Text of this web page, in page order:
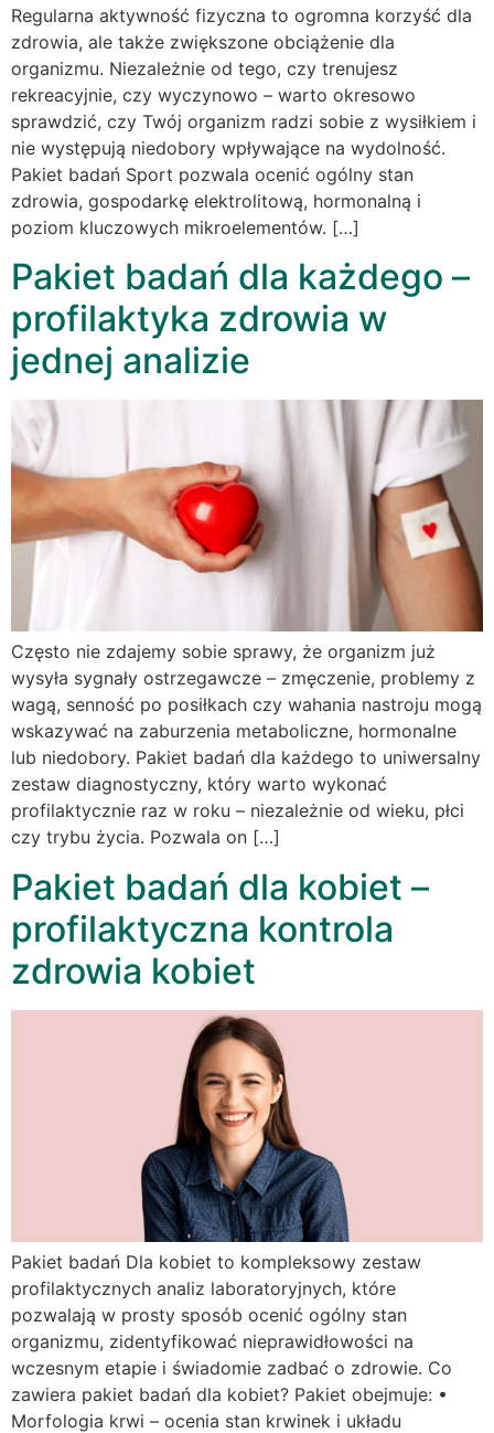
Regularna aktywność fizyczna to ogromna korzyść dla
zdrowia, ale także zwiększone obciążenie dla
organizmu. Niezależnie od tego, czy trenujesz
rekreacyjnie, czy wyczynowo – warto okresowo
sprawdzić, czy Twój organizm radzi sobie z wysiłkiem i
nie występują niedobory wpływające na wydolność.
Pakiet badań Sport pozwala ocenić ogólny stan
zdrowia, gospodarkę elektrolitową, hormonalną i
poziom kluczowych mikroelementów. […]
Pakiet badań dla każdego –
profilaktyka zdrowia w
jednej analizie
Często nie zdajemy sobie sprawy, że organizm już
wysyła sygnały ostrzegawcze – zmęczenie, problemy z
wagą, senność po posiłkach czy wahania nastroju mogą
wskazywać na zaburzenia metaboliczne, hormonalne
lub niedobory. Pakiet badań dla każdego to uniwersalny
zestaw diagnostyczny, który warto wykonać
profilaktycznie raz w roku – niezależnie od wieku, płci
czy trybu życia. Pozwala on […]
Pakiet badań dla kobiet –
profilaktyczna kontrola
zdrowia kobiet
Pakiet badań Dla kobiet to kompleksowy zestaw
profilaktycznych analiz laboratoryjnych, które
pozwalają w prosty sposób ocenić ogólny stan
organizmu, zidentyfikować nieprawidłowości na
wczesnym etapie i świadomie zadbać o zdrowie. Co
zawiera pakiet badań dla kobiet? Pakiet obejmuje: •
Morfologia krwi – ocenia stan krwinek i układu